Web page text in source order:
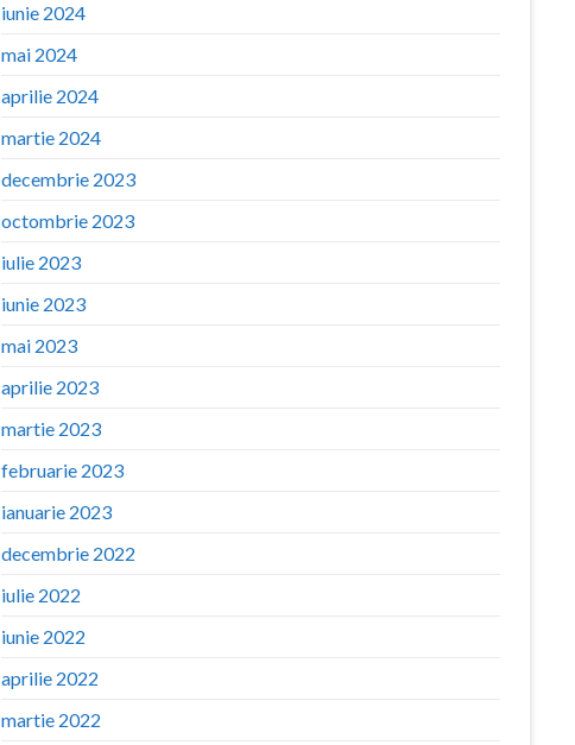
iunie 2024
mai 2024
aprilie 2024
martie 2024
decembrie 2023
octombrie 2023
iulie 2023
iunie 2023
mai 2023
aprilie 2023
martie 2023
februarie 2023
ianuarie 2023
decembrie 2022
iulie 2022
iunie 2022
aprilie 2022
martie 2022